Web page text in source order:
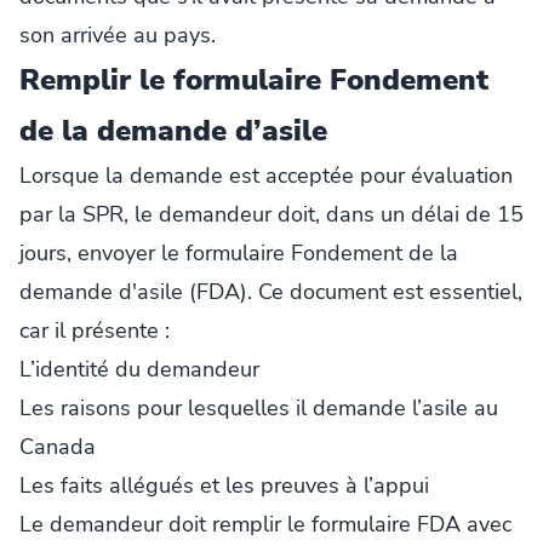
son arrivée au pays.
Remplir le formulaire Fondement
de la demande d’asile
Lorsque la demande est acceptée pour évaluation
par la SPR, le demandeur doit, dans un délai de 15
jours, envoyer le formulaire Fondement de la
demande d'asile (FDA). Ce document est essentiel,
car il présente :
L’identité du demandeur
Les raisons pour lesquelles il demande l’asile au
Canada
Les faits allégués et les preuves à l’appui
Le demandeur doit remplir le formulaire FDA avec